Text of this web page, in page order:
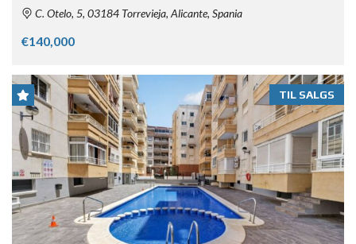
C. Otelo, 5, 03184 Torrevieja, Alicante, Spania
€140,000
TIL SALGS